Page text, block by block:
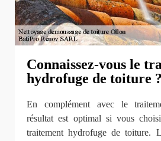
Connaissez-vous le
hydrofuge de toiture ?
En complément avec le
résultat est optimal si vous
traitement hydrofuge de toiture.